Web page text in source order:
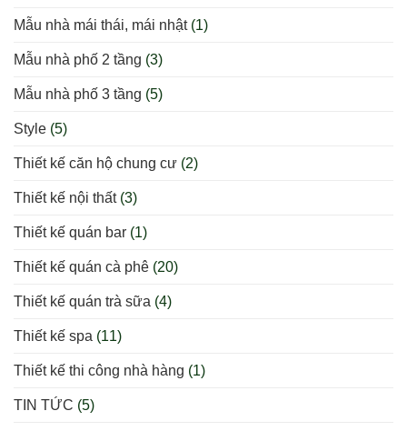
Mẫu nhà mái thái, mái nhật(1)
Mẫu nhà phố 2 tầng (3)
Mẫu nhà phố 3 tầng (5)
Style (5)
Thiết kế căn hộ chung cư (2)
Thiết kế nội thất(3)
Thiết kế quán bar (1)
Thiết kế quán cà phê (20)
Thiết kế quán trà sữa (4)
Thiết kế spa (11)
Thiết kế thi công nhà hàng (1)
TIN TỨC (5)